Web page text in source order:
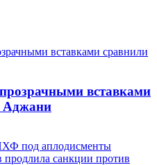
вставками
Аджани